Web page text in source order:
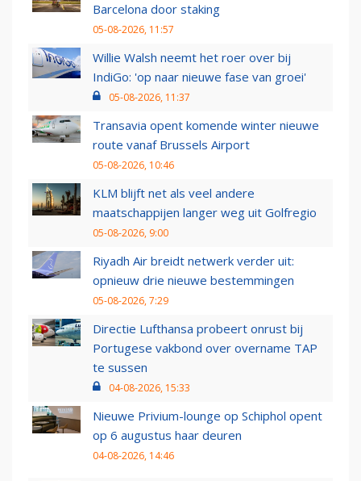
Barcelona door staking
05-08-2026, 11:57
Willie Walsh neemt het roer over bij
IndiGo: 'op naar nieuwe fase van groei'
05-08-2026, 11:37
Transavia opent komende winter nieuwe
route vanaf Brussels Airport
05-08-2026, 10:46
KLM blijft net als veel andere
maatschappijen langer weg uit Golfregio
05-08-2026, 9:00
Riyadh Air breidt netwerk verder uit:
opnieuw drie nieuwe bestemmingen
05-08-2026, 7:29
Directie Lufthansa probeert onrust bij
Portugese vakbond over overname TAP
te sussen
04-08-2026, 15:33
Nieuwe Privium-lounge op Schiphol opent
op 6 augustus haar deuren
04-08-2026, 14:46